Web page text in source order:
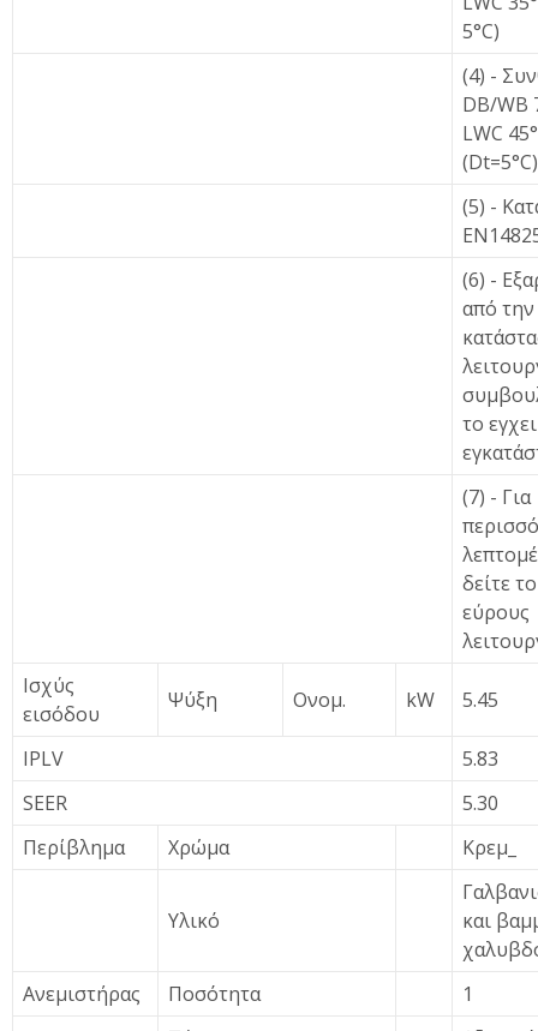
5°C)
(4) -
DB/WB
LWC
(Dt=5°C)
(5) -
(6) -
από την
το
(7) - Για
δείτε
εύρους
Ισχύς
εισόδου
Ψύξη Ονομ. kW 5.45
IPLV
5.83
SEER
5.30
Περίβλημα
Χρώμα Κρεμ_
Υλικό
και
Ανεμιστήρας
Ποσότητα
1